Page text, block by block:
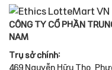
CÔNG TY CỔ PHẦN
NAM
Trụ sở chính:
469 Nguyễn Hữu Thọ,